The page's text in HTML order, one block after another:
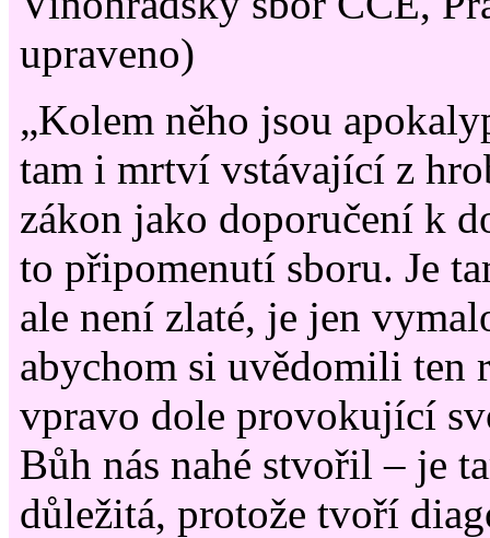
upraveno)
„Kolem něho jsou
tam i mrtví vstávající z
zákon jako doporučení k
to připomenutí sboru. Je
ale není zlaté, je jen
abychom si uvědomili ten
vpravo dole provokující
Bůh nás nahé stvořil – je
důležitá, protože tvoří